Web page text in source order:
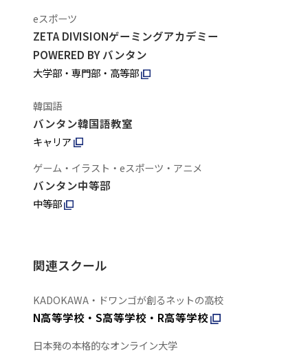
eスポーツ
ZETA DIVISIONゲーミングアカデミー
POWERED BY バンタン
大学部・専門部・高等部
韓国語
バンタン韓国語教室
キャリア
ゲーム・イラスト・eスポーツ・アニメ
バンタン中等部
中等部
関連スクール
KADOKAWA・ドワンゴが創るネットの高校
N高等学校・S高等学校・R高等学校
日本発の本格的なオンライン大学